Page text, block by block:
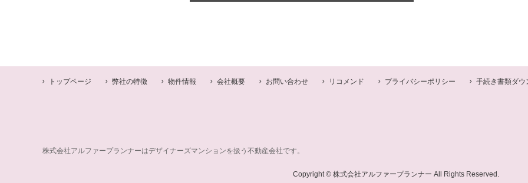
トップページ 弊社の特徴 物件情報 会社概要 お問い合わせ リコメンド プライバシーポリシー 手続き書類ダウ
株式会社アルファープランナーはデザイナーズマンションを扱う不動産会社です。
Copyright © 株式会社アルファープランナー All Rights Reserved.